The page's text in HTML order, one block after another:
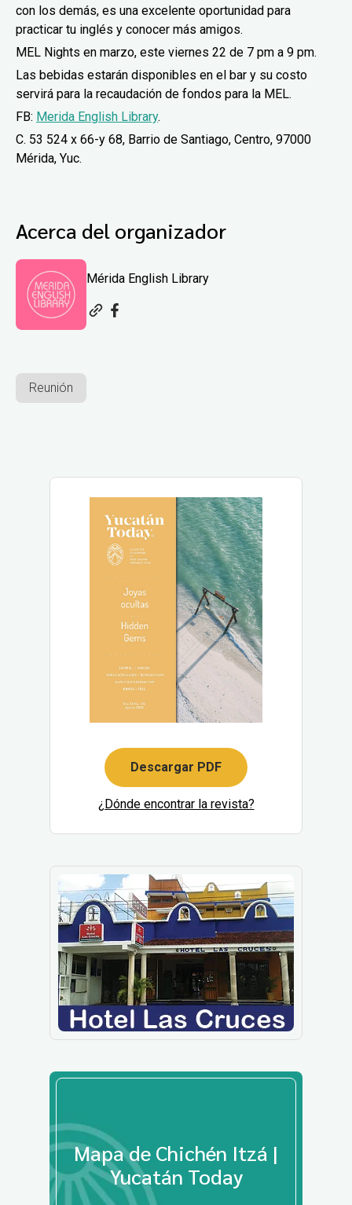
con los demás, es una excelente oportunidad para
practicar tu inglés y conocer más amigos.
MEL Nights en marzo, este viernes 22 de 7 pm a 9 pm.
Las bebidas estarán disponibles en el bar y su costo
servirá para la recaudación de fondos para la MEL.
FB: Merida English Library.
C. 53 524 x 66-y 68, Barrio de Santiago, Centro, 97000
Mérida, Yuc.
Acerca del organizador
Mérida English Library
Reunión
Descargar PDF
¿Dónde encontrar la revista?
Mapa de Chichén Itzá |
Yucatán Today